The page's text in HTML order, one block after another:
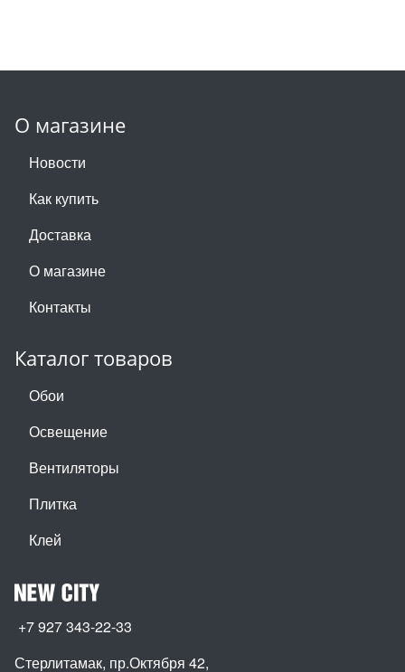
О магазине
Новости
Как купить
Доставка
О магазине
Контакты
Каталог товаров
Обои
Освещение
Вентиляторы
Плитка
Клей
+7 927 343-22-33
Стерлитамак, пр.Октября 42,